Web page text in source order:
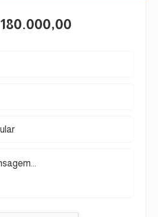
180.000,00